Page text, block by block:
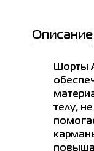
в магазинах
Описание
Шорты
телу,